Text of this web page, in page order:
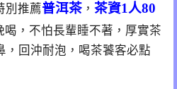
別推薦普洱茶 ， 茶資1人80
喝，不怕長輩睡不著，厚實茶
，回沖耐泡，喝茶饕客必點